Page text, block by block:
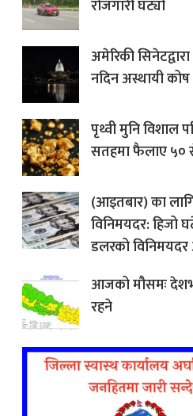
रोजगारी घट्यो
अमेरिकी
नदिन अस्थायी
पृथ्वी मुनि विशाल
सतहमा फैलाए ५०
(आइतबार) का
विनिमयदर: हिजो
डलरको
आजको मौसमः
रहने